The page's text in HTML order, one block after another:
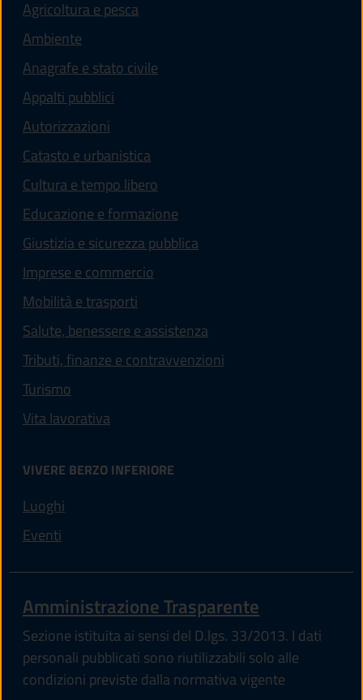
Agricoltura e pesca
Ambiente
Anagrafe e stato civile
Appalti pubblici
Autorizzazioni
Catasto e urbanistica
Cultura e tempo libero
Educazione e formazione
Giustizia e sicurezza pubblica
Imprese e commercio
Mobilità e trasporti
Salute, benessere e assistenza
Tributi, finanze e contravvenzioni
Turismo
Vita lavorativa
VIVERE BERZO INFERIORE
Luoghi
Eventi
Amministrazione Trasparente
Sezione istituita ai sensi del D.lgs. 33/2013. I dati
personali pubblicati sono riutilizzabili solo alle
condizioni previste dalla normativa vigente